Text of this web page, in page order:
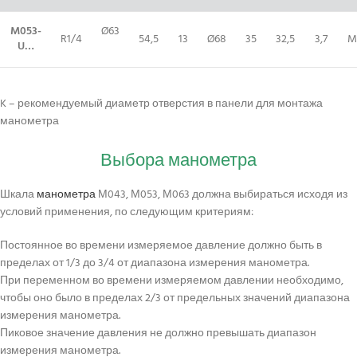
M053-
U…
R1/4 Ø63 54,5 13 Ø68 35 32,5 3,7
K – рекомендуемый диаметр отверстия в панели для монтажа
манометра
Выбора манометра
ШкаламанометраМ043, М053, М063 должна выбираться исходя из
условий применения, по следующим критериям:
Постоянное во времени измеряемое давление должно быть в
пределах от 1/3 до 3/4 от диапазона измерения манометра.
При переменном во времени измеряемом давлении необходимо,
чтобы оно было в пределах 2/3 от предельных значений диапазона
измерения манометра.
Пиковое значение давления не должно превышать диапазон
измерения манометра.